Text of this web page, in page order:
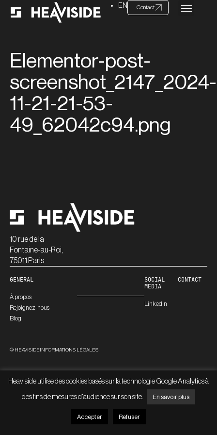
EN Contact
Elementor-post-
screenshot_2147_2024-
11-21-21-53-
49_62042c94.png
10 rue de la
Fontaine-au-Roi,
75011 Paris
GENERAL
À propos
Rejoignez-nous
Blog
SOCIAL
MEDIA
Linkedin
CONTACT
© HEAVISIDE INFORMATIONS LÉGALES
Heaviside utilise des cookies basés sur la technologie Google Analytics à
des fins de mesures d'audience sur son site. En savoir plus
Accepter Refuser